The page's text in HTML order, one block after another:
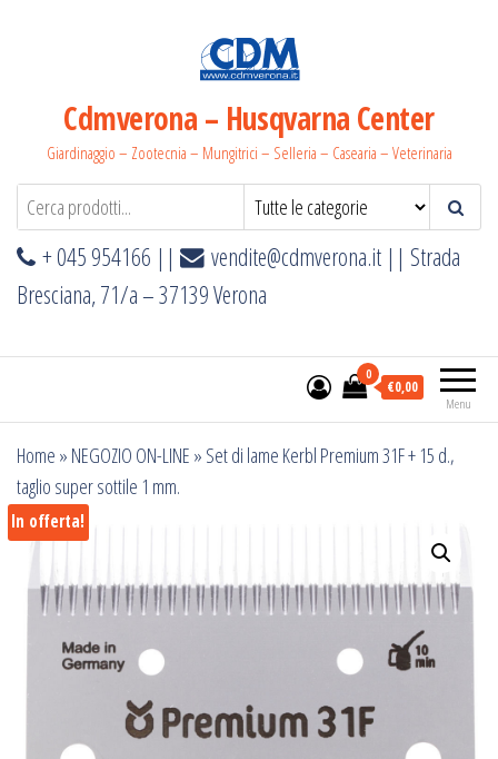
Cdmverona – Husqvarna Center
Giardinaggio – Zootecnia – Mungitrici – Selleria – Casearia – Veterinaria
+ 045 954166 || vendite@cdmverona.it || Strada
Bresciana, 71/a – 37139 Verona
Menu
0
€0,00
Home » NEGOZIO ON-LINE » Set di lame Kerbl Premium 31F + 15 d.,
taglio super sottile 1 mm.
In offerta!